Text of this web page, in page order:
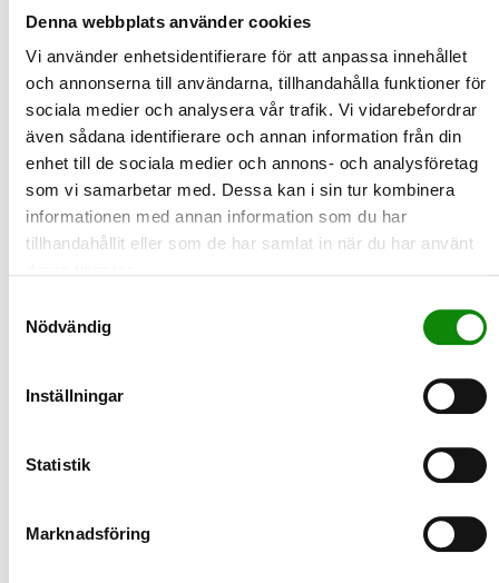
Denna webbplats använder cookies
Vi använder enhetsidentifierare för att anpassa innehållet
och annonserna till användarna, tillhandahålla funktioner för
sociala medier och analysera vår trafik. Vi vidarebefordrar
även sådana identifierare och annan information från din
enhet till de sociala medier och annons- och analysföretag
som vi samarbetar med. Dessa kan i sin tur kombinera
informationen med annan information som du har
tillhandahållit eller som de har samlat in när du har använt
Nödvändig
Inställningar
Statistik
Marknadsföring
Tack för att du återvinner.
Läs mer om osynligt avfall:https://www.osynligtavfall.se
2020-08-07
Lita på dina sinnen och minska
matsvinnet!
Idag slängs stora mängder mat för att vi litar mer på en
datummärkning än på våra egna sinnen. Det är ett beteende v…
Nordiskt skyltsystem introduceras i
Sverige
avfallssymboler har lanserats som ska bli ett färgglatt och